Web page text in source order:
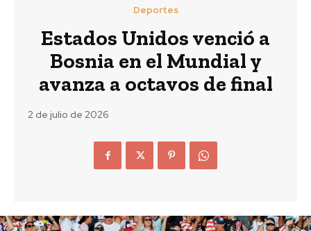
Deportes
Estados Unidos venció a
Bosnia en el Mundial y
avanza a octavos de final
2 de julio de 2026